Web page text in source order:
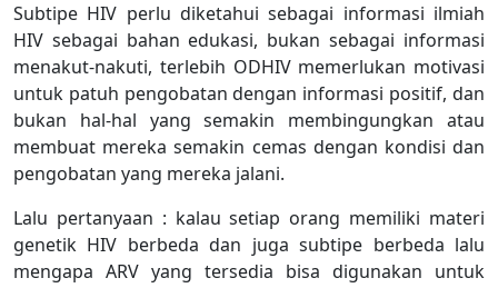
Subtipe HIV perlu diketahui sebagai informasi ilmiah
HIV sebagai bahan edukasi, bukan sebagai informasi
menakut-nakuti, terlebih ODHIV memerlukan motivasi
untuk patuh pengobatan dengan informasi positif, dan
bukan hal-hal yang semakin membingungkan atau
membuat mereka semakin cemas dengan kondisi dan
pengobatan yang mereka jalani.
Lalu pertanyaan : kalau setiap orang memiliki materi
genetik HIV berbeda dan juga subtipe berbeda lalu
mengapa ARV yang tersedia bisa digunakan untuk